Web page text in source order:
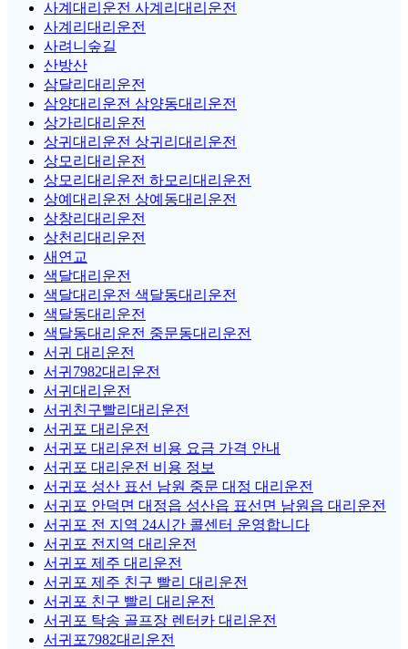
사계대리운전 사계리대리운전
사계리대리운전
사려니숲길
산방산
삼달리대리운전
삼양대리운전 삼양동대리운전
상가리대리운전
상귀대리운전 상귀리대리운전
상모리대리운전
상모리대리운전 하모리대리운전
상예대리운전 상예동대리운전
상창리대리운전
상천리대리운전
새연교
색달대리운전
색달대리운전 색달동대리운전
색달동대리운전
색달동대리운전 중문동대리운전
서귀 대리운전
서귀7982대리운전
서귀대리운전
서귀친구빨리대리운전
서귀포 대리운전
서귀포 대리운전 비용 요금 가격 안내
서귀포 대리운전 비용 정보
서귀포 성산 표선 남원 중문 대정 대리운전
서귀포 안덕면 대정읍 성산읍 표선면 남원읍 대리운전
서귀포 전 지역 24시간 콜센터 운영합니다
서귀포 전지역 대리운전
서귀포 제주 대리운전
서귀포 제주 친구 빨리 대리운전
서귀포 친구 빨리 대리운전
서귀포 탁송 골프장 렌터카 대리운전
서귀포7982대리운전